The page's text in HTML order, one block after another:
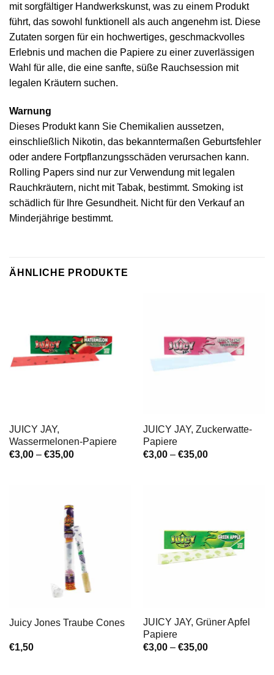
mit sorgfältiger Handwerkskunst, was zu einem Produkt
führt, das sowohl funktionell als auch angenehm ist. Diese
Zutaten sorgen für ein hochwertiges, geschmackvolles
Erlebnis und machen die Papiere zu einer zuverlässigen
Wahl für alle, die eine sanfte, süße Rauchsession mit
legalen Kräutern suchen.
Warnung
Dieses Produkt kann Sie Chemikalien aussetzen,
einschließlich Nikotin, das bekanntermaßen Geburtsfehler
oder andere Fortpflanzungsschäden verursachen kann.
Rolling Papers sind nur zur Verwendung mit legalen
Rauchkräutern, nicht mit Tabak, bestimmt. Smoking ist
schädlich für Ihre Gesundheit. Nicht für den Verkauf an
Minderjährige bestimmt.
ÄHNLICHE PRODUKTE
JUICY JAY,
Wassermelonen-Papiere
€3,00 – €35,00Preisspanne:
JUICY JAY, Zuckerwatte-
Papiere
€3,00 – €35,00Preisspanne:
Juicy Jones Traube Cones
€1,50
JUICY JAY, Grüner Apfel
Papiere
€3,00 – €35,00Preisspanne: